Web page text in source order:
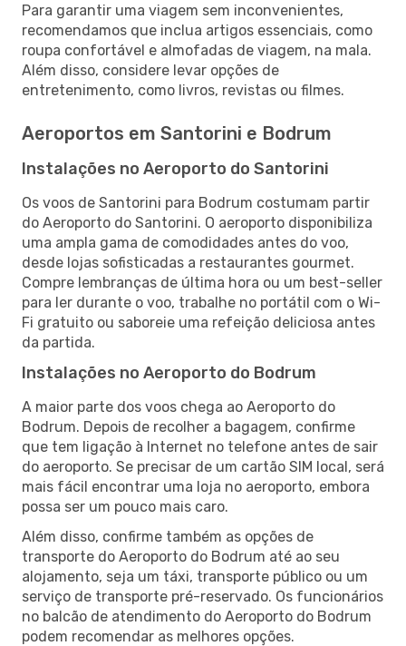
Para garantir uma viagem sem inconvenientes,
recomendamos que inclua artigos essenciais, como
roupa confortável e almofadas de viagem, na mala.
Além disso, considere levar opções de
entretenimento, como livros, revistas ou filmes.
Aeroportos em Santorini e Bodrum
Instalações no Aeroporto do Santorini
Os voos de Santorini para Bodrum costumam partir
do Aeroporto do Santorini. O aeroporto disponibiliza
uma ampla gama de comodidades antes do voo,
desde lojas sofisticadas a restaurantes gourmet.
Compre lembranças de última hora ou um best-seller
para ler durante o voo, trabalhe no portátil com o Wi-
Fi gratuito ou saboreie uma refeição deliciosa antes
da partida.
Instalações no Aeroporto do Bodrum
A maior parte dos voos chega ao Aeroporto do
Bodrum. Depois de recolher a bagagem, confirme
que tem ligação à Internet no telefone antes de sair
do aeroporto. Se precisar de um cartão SIM local, será
mais fácil encontrar uma loja no aeroporto, embora
possa ser um pouco mais caro.
Além disso, confirme também as opções de
transporte do Aeroporto do Bodrum até ao seu
alojamento, seja um táxi, transporte público ou um
serviço de transporte pré-reservado. Os funcionários
no balcão de atendimento do Aeroporto do Bodrum
podem recomendar as melhores opções.